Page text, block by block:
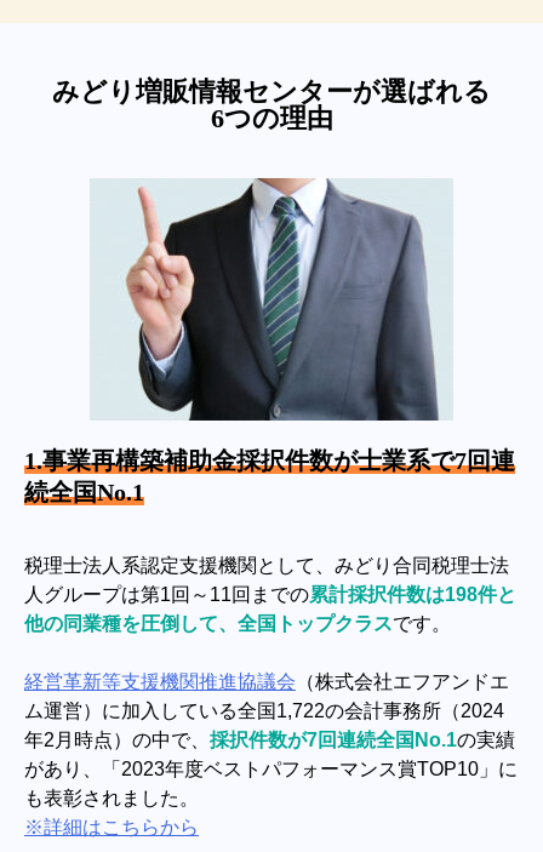
みどり増販情報センターが選ばれる
6つの理由
1.事業再構築補助金採択件数が士業系で7回連
続全国No.1
税理士法人系認定支援機関として、みどり合同税理士法
人グループは第1回～11回までの累計採択件数は198件と
他の同業種を圧倒して、全国トップクラスです。
経営革新等支援機関推進協議会 （株式会社エフアンドエ
ム運営）に加入している全国1,722の会計事務所（2024
年2月時点）の中で、 採択件数が7回連続全国No.1の実績
があり、「2023年度ベストパフォーマンス賞TOP10」に
も表彰されました。
※詳細はこちらから